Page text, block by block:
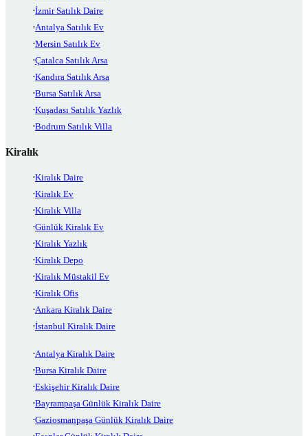
İzmir Satılık Daire
Antalya Satılık Ev
Mersin Satılık Ev
Çatalca Satılık Arsa
Kandıra Satılık Arsa
Bursa Satılık Arsa
Kuşadası Satılık Yazlık
Bodrum Satılık Villa
Kiralık
Kiralık Daire
Kiralık Ev
Kiralık Villa
Günlük Kiralık Ev
Kiralık Yazlık
Kiralık Depo
Kiralık Müstakil Ev
Kiralık Ofis
Ankara Kiralık Daire
İstanbul Kiralık Daire
Antalya Kiralık Daire
Bursa Kiralık Daire
Eskişehir Kiralık Daire
Bayrampaşa Günlük Kiralık Daire
Gaziosmanpaşa Günlük Kiralık Daire